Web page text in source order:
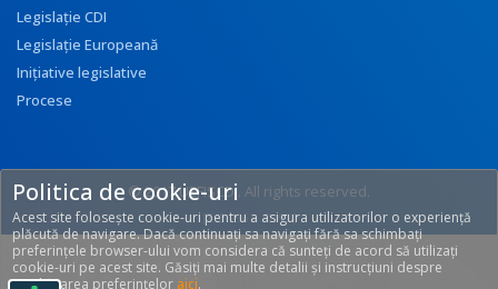
Legislație CDI
Legislație Europeană
Inițiative legislative
Procese
© 2017 UEFISCDI. All rights reserved.
[T: 0.2961, O: 92]
Politica de cookie-uri
Acest site folosește cookie-uri pentru a asigura utilizatorilor o experiență
plăcută de navigare. Dacă continuați sa navigați fără sa schimbați
preferințele browser-ului vom considera că sunteți de acord să utilizați
cookie-uri pe acest site. Găsiți mai multe detalii și instrucțiuni despre
modificarea preferințelor aici.